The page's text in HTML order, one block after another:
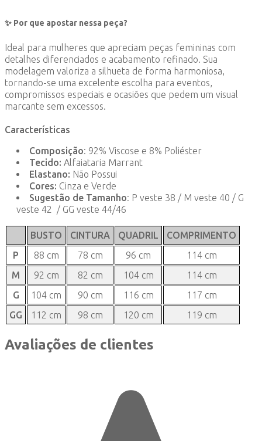
✨ Por que apostar nessa peça?
Ideal para mulheres que apreciam peças femininas com
detalhes diferenciados e acabamento refinado. Sua
modelagem valoriza a silhueta de forma harmoniosa,
tornando-se uma excelente escolha para eventos,
compromissos especiais e ocasiões que pedem um visual
marcante sem excessos.
Características
Composição: 92% Viscose e 8% Poliéster
Tecido: Alfaiataria Marrant
Elastano: Não Possui
Cores: Cinza e Verde
Sugestão de Tamanho: P veste 38 / M veste 40 / G
veste 42 / GG veste 44/46
BUSTO CINTURA QUADRIL
COMPRIMENTO
P
88 cm 78 cm 96 cm
114 cm
M
92 cm 82 cm 104 cm
114 cm
G
104 cm 90 cm 116 cm
117 cm
GG
112 cm 98 cm 120 cm 119 cm
Avaliações de clientes